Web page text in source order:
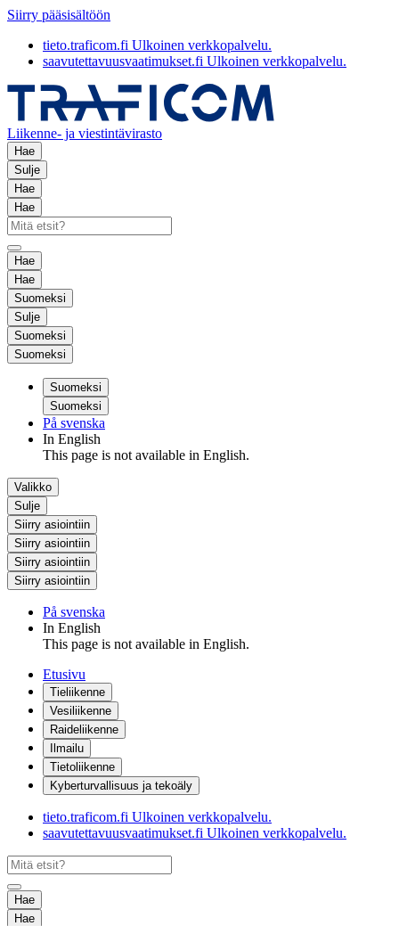
Siirry pääsisältöön
tieto.traficom.fi Ulkoinen verkkopalvelu.
saavutettavuusvaatimukset.fi Ulkoinen verkkopalvelu.
Liikenne- ja viestintävirasto
Hae
Sulje
Hae
Hae
Hae
Hae
Suomeksi
Sulje
Suomeksi
Suomeksi
Suomeksi
Suomeksi
På svenska
In English
This page is not available in English.
Valikko
Sulje
Siirry asiointiin
Siirry asiointiin
Siirry asiointiin
Siirry asiointiin
På svenska
In English
This page is not available in English.
Etusivu
Tieliikenne
Vesiliikenne
Raideliikenne
Ilmailu
Tietoliikenne
Kyberturvallisuus ja tekoäly
tieto.traficom.fi Ulkoinen verkkopalvelu.
saavutettavuusvaatimukset.fi Ulkoinen verkkopalvelu.
Hae
Hae